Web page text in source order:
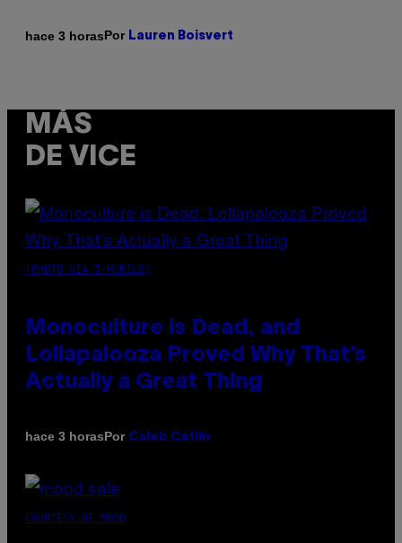
hace 3 horasPor Lauren Boisvert
MÁS
DE VICE
(PHOTO VIA T-MOBILE)
Monoculture is Dead, and
Lollapalooza Proved Why That’s
Actually a Great Thing
hace 3 horasPor Caleb Catlin
COURTESY OF MOOD